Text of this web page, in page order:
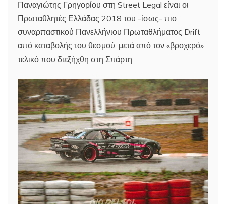
Παναγιώτης Γρηγορίου στη Street Legal είναι οι
Πρωταθλητές Ελλάδας 2018 του -ίσως- πιο
συναρπαστικού Πανελλήνιου Πρωταθλήματος Drift
από καταβολής του θεσμού, μετά από τον «βροχερό»
τελικό που διεξήχθη στη Σπάρτη.